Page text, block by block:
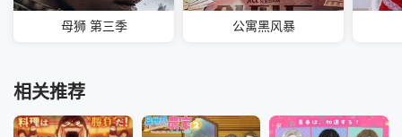
母狮 第三季 公寓黑风暴
相关推荐